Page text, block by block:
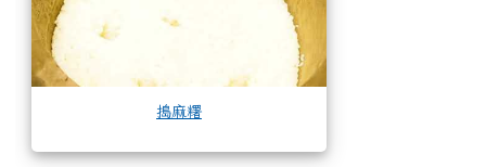
搗麻糬